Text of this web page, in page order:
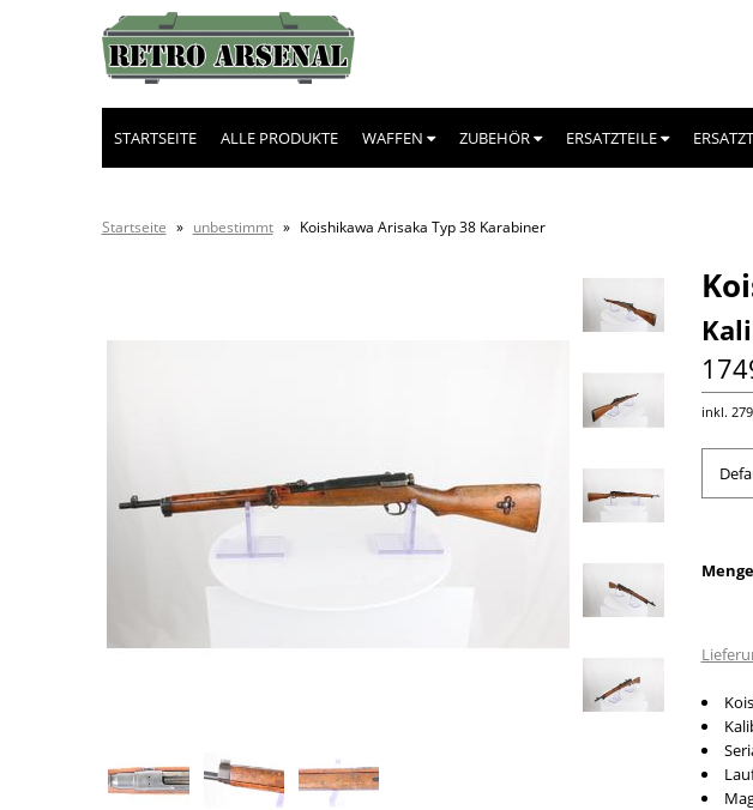
STARTSEITE ALLE PRODUKTE WAFFEN ZUBEHÖR ERSATZTEILE
Startseite » unbestimmt » Koishikawa Arisaka Typ 38 Karabiner
inkl.
Menge